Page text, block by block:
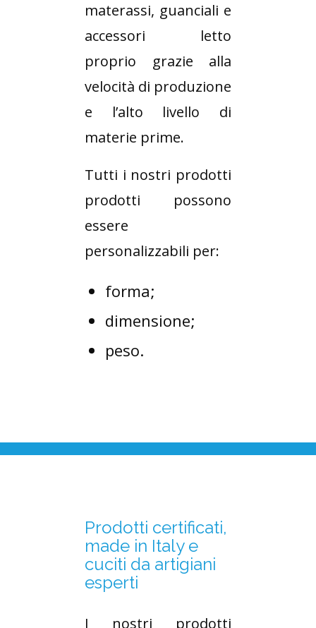
materassi, guanciali e
accessori letto
proprio grazie alla
velocità di produzione
e l’alto livello di
materie prime.
Tutti i nostri prodotti
prodotti possono
essere
personalizzabili per:
forma;
dimensione;
peso.
Prodotti certificati,
made in Italy e
cuciti da artigiani
esperti
I nostri prodotti